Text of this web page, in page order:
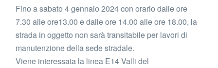
Fino a sabato 4 gennaio 2024 con orario dalle ore
7.30 alle ore13.00 e dalle ore 14.00 alle ore 18.00, la
strada in oggetto non sarà transitabile per lavori di
manutenzione della sede stradale.
Viene interessata la linea E14 Valli del